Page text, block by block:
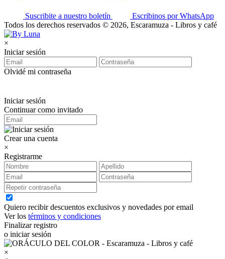
Suscribite a nuestro boletín
Escribinos por WhatsApp
Todos los derechos reservados © 2026, Escaramuza - Libros y café
×
Iniciar sesión
Olvidé mi contraseña
Iniciar sesión
Continuar como invitado
Crear una cuenta
×
Registrarme
Quiero recibir descuentos exclusivos y novedades por email
Ver los términos y condiciones
Finalizar registro
o iniciar sesión
×